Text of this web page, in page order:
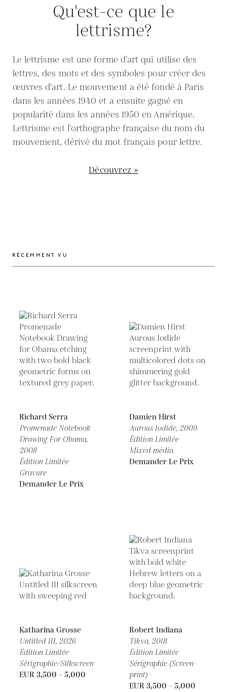
Qu'est-ce que le
lettrisme?
Le lettrisme est une forme d'art qui utilise des
lettres, des mots et des symboles pour créer des
œuvres d'art. Le mouvement a été fondé à Paris
dans les années 1940 et a ensuite gagné en
popularité dans les années 1950 en Amérique.
Lettrisme est l'orthographe française du nom du
mouvement, dérivé du mot français pour lettre.
Découvrez »
RÉCEMMENT VU
Richard Serra
Promenade Notebook
Drawing For Obama,
2008
Édition Limitée
Gravure
Demander Le Prix
Damien Hirst
Aurous Iodide, 2009
Édition Limitée
Mixed média
Demander Le Prix
Katharina Grosse
Untitled III, 2026
Édition Limitée
Sérigraphie/Silkscreen
EUR 3,500 - 5,000
Robert Indiana
Tikva, 2018
Édition Limitée
Sérigraphie (Screen-
print)
EUR 3,500 - 5,000